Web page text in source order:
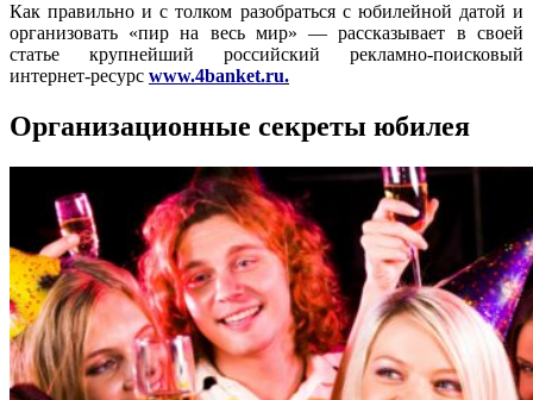
Как правильно и с толком разобраться с юбилейной датой и
организовать «пир на весь мир» — рассказывает в своей
статье крупнейший российский рекламно-поисковый
интернет-ресурс www.4banket.ru.
Организационные секреты юбилея